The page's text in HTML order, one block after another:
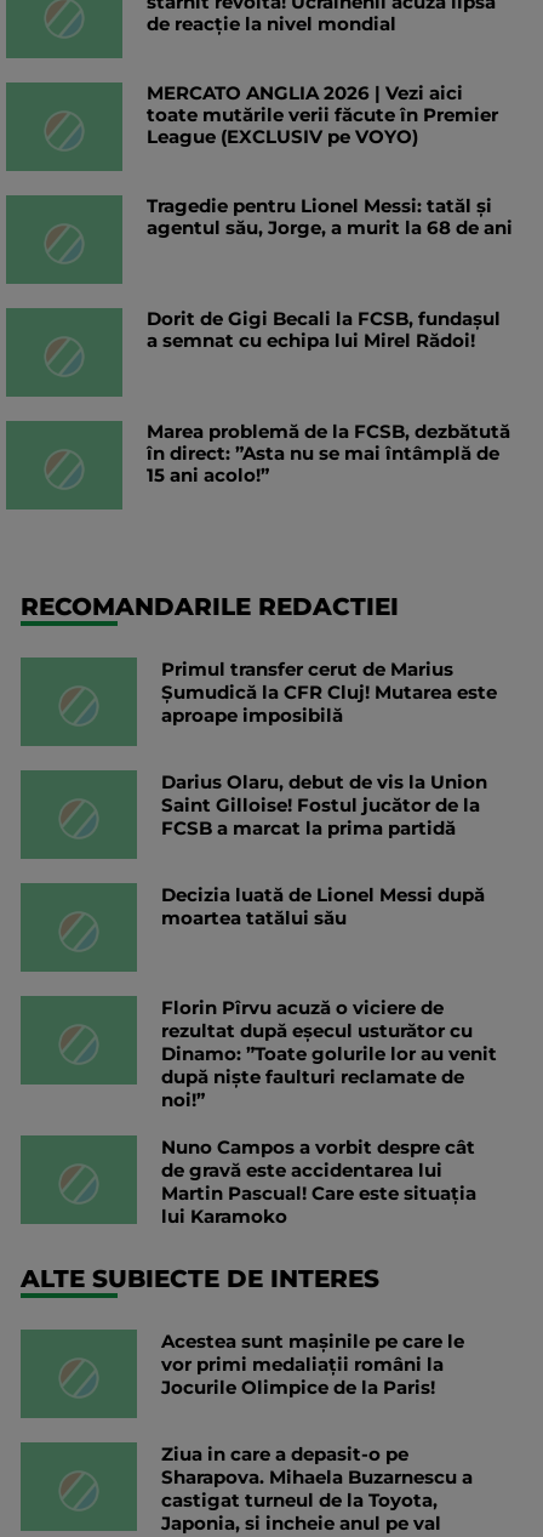
de reacție la nivel mondial
MERCATO ANGLIA 2026 | Vezi aici
toate mutările verii făcute în Premier
League (EXCLUSIV pe VOYO)
Tragedie pentru Lionel Messi: tatăl și
agentul său, Jorge, a murit la 68 de ani
Dorit de Gigi Becali la FCSB, fundașul
a semnat cu echipa lui Mirel Rădoi!
Marea problemă de la FCSB, dezbătută
în direct: ”Asta nu se mai întâmplă de
15 ani acolo!”
RECOMANDARILE REDACTIEI
Primul transfer cerut de Marius
Șumudică la CFR Cluj! Mutarea este
aproape imposibilă
Darius Olaru, debut de vis la Union
Saint Gilloise! Fostul jucător de la
FCSB a marcat la prima partidă
Decizia luată de Lionel Messi după
moartea tatălui său
Florin Pîrvu acuză o viciere de
rezultat după eșecul usturător cu
Dinamo: ”Toate golurile lor au venit
după niște faulturi reclamate de
noi!”
Nuno Campos a vorbit despre cât
de gravă este accidentarea lui
Martin Pascual! Care este situația
lui Karamoko
ALTE SUBIECTE DE INTERES
Acestea sunt mașinile pe care le
vor primi medaliații români la
Jocurile Olimpice de la Paris!
Ziua in care a depasit-o pe
Sharapova. Mihaela Buzarnescu a
castigat turneul de la Toyota,
Japonia, si incheie anul pe val